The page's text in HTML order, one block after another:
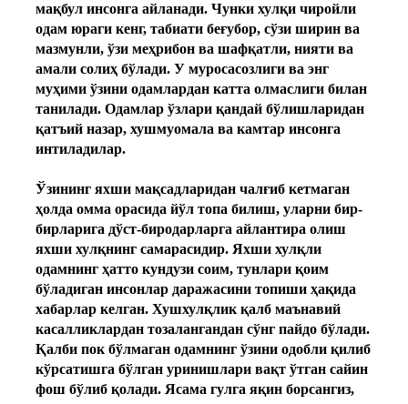
мақбул инсонга айланади. Чунки хулқи чиройли
одам юраги кенг, табиати беғубор, сўзи ширин ва
мазмунли, ўзи меҳрибон ва шафқатли, нияти ва
амали солиҳ бўлади. У муросасозлиги ва энг
муҳими ўзини одамлардан катта олмаслиги билан
танилади. Одамлар ўзлари қандай бўлишларидан
қатъий назар, хушмуомала ва камтар инсонга
интиладилар.
Ўзининг яхши мақсадларидан чалғиб кетмаган
ҳолда омма орасида йўл топа билиш, уларни бир-
бирларига дўст-биродарларга айлантира олиш
яхши хулқнинг самарасидир. Яхши хулқли
одамнинг ҳатто кундузи соим, тунлари қоим
бўладиган инсонлар даражасини топиши ҳақида
хабарлар келган. Хушхулқлик қалб маънавий
касалликлардан тозалангандан сўнг пайдо бўлади.
Қалби пок бўлмаган одамнинг ўзини одобли қилиб
кўрсатишга бўлган уринишлари вақт ўтган сайин
фош бўлиб қолади. Ясама гулга яқин борсангиз,